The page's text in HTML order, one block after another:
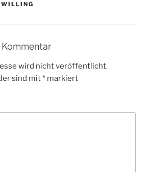
Kommentar
wird nicht veröffentlicht.
sind mit* markiert